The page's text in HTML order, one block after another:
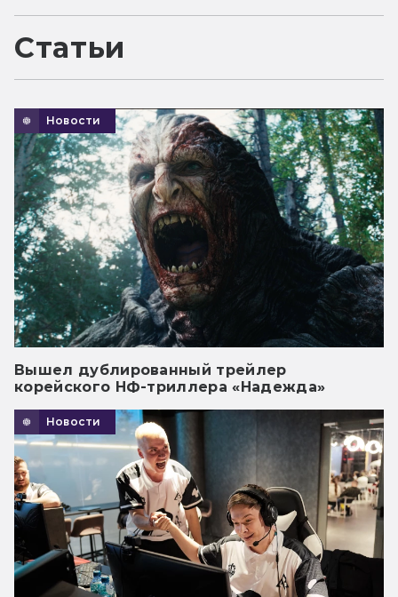
Статьи
Новости
Вышел дублированный трейлер
корейского НФ-триллера «Надежда»
Новости